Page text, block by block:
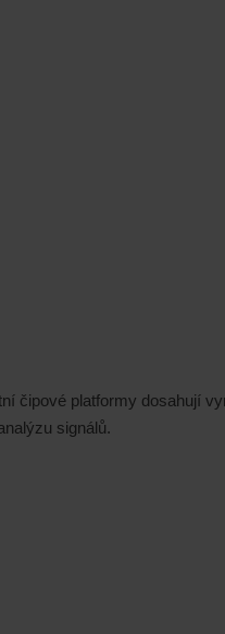
čipové platformy dosahují
signálů.